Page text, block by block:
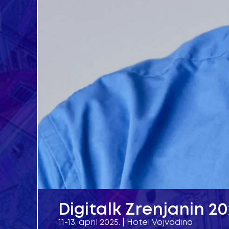
Digitalk Zrenjanin
11-13. april 2025. | Hotel Vojvodina